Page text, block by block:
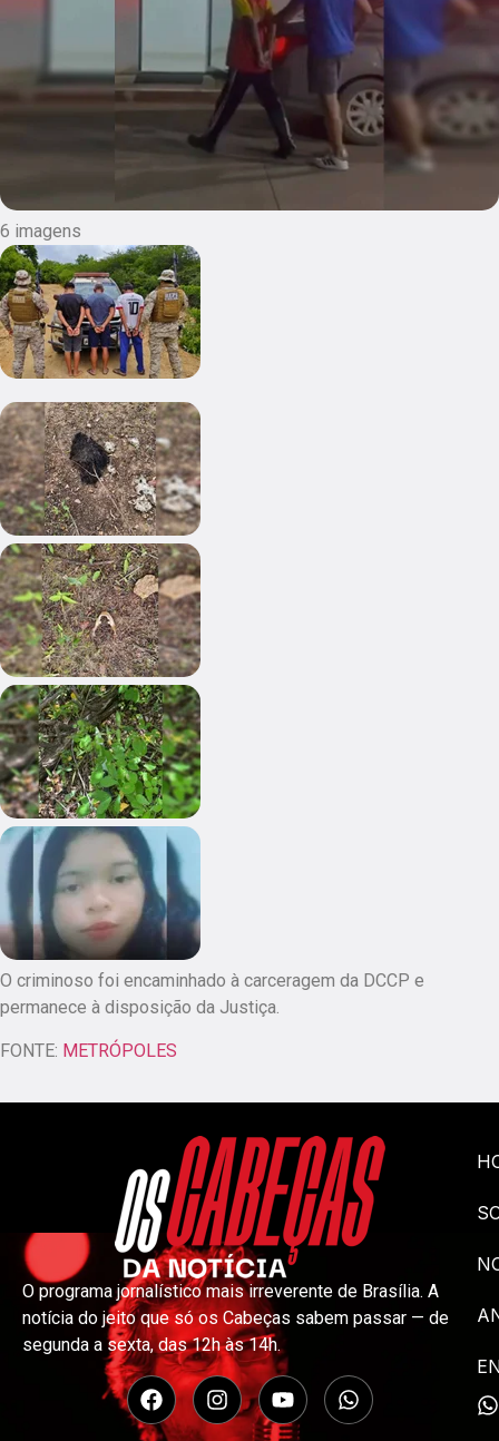
6 imagens
O criminoso foi encaminhado à carceragem da DCCP e
permanece à disposição da Justiça.
FONTE: METRÓPOLES
O programa jornalístico mais irreverente de Brasília. A
notícia do jeito que só os Cabeças sabem passar — de
segunda a sexta, das 12h às 14h.